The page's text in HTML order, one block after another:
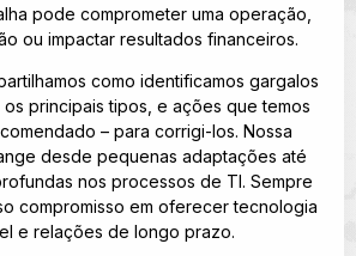
pode comprometer uma operação,
ou impactar resultados financeiros.
como identificamos gargalos
principais tipos, e ações que temos
– para corrigi-los. Nossa
desde pequenas adaptações até
nos processos de TI. Sempre
compromisso em oferecer tecnologia
e relações de longo prazo.